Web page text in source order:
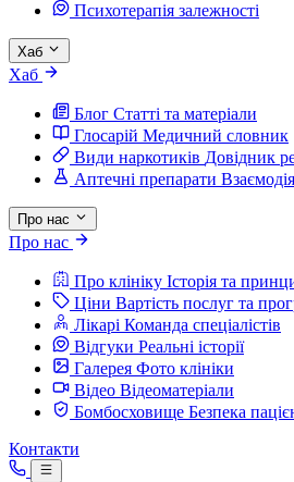
Психотерапія залежності
Хаб
Хаб
Блог Статті та матеріали
Глосарій Медичний словник
Види наркотиків Довідник
Аптечні препарати
Про нас
Про нас
Про клініку Історія та
Ціни Вартість послуг та
Лікарі Команда спеціалістів
Відгуки Реальні історії
Галерея Фото клініки
Відео Відеоматеріали
Бомбосховище Безпека
Контакти